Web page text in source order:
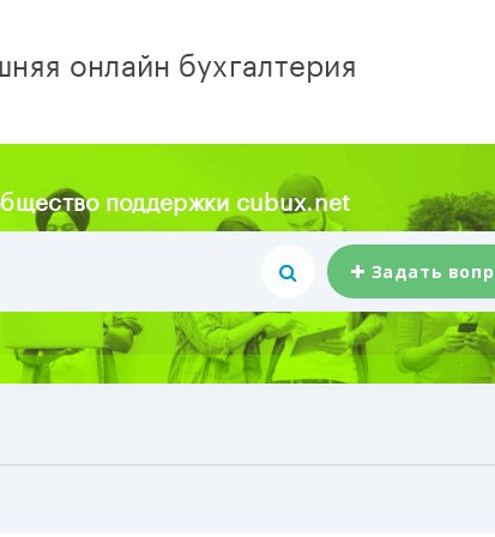
онлайн бухгалтерия
поддержки cubux.net
Задать